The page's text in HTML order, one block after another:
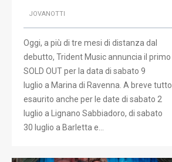
JOVANOTTI
Oggi, a più di tre mesi di distanza dal
debutto, Trident Music annuncia il primo
SOLD OUT per la data di sabato 9
luglio a Marina di Ravenna. A breve tutto
esaurito anche per le date di sabato 2
luglio a Lignano Sabbiadoro, di sabato
30 luglio a Barletta e…